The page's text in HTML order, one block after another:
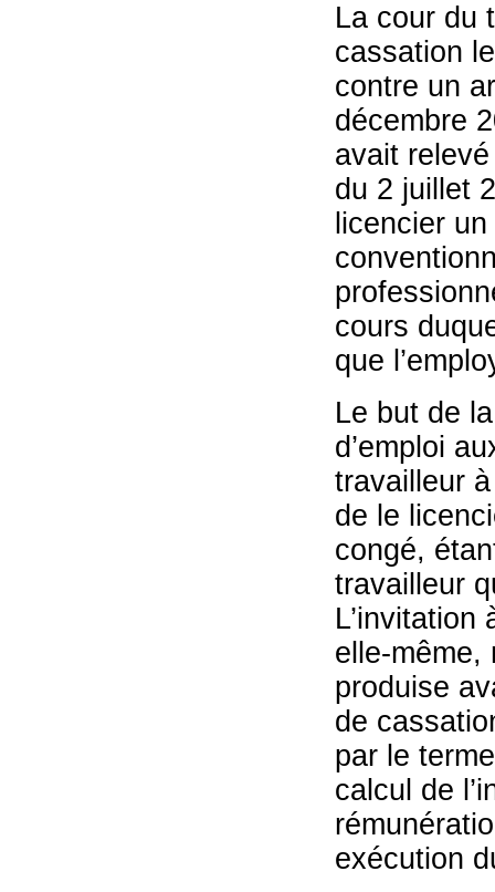
La cour du
cassation
contre un
décembre
avait
du 2 juillet
licencier
cours
que
Le but de
d’emploi
travailleur
de le
congé,
travailleur
L’invitation
elle-même,
produise
de
par le
calcul de
exécution